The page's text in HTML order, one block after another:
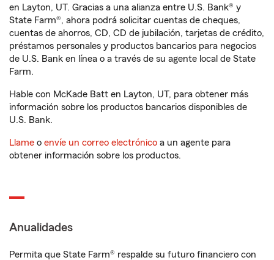
en Layton, UT. Gracias a una alianza entre U.S. Bank® y
State Farm®, ahora podrá solicitar cuentas de cheques,
cuentas de ahorros, CD, CD de jubilación, tarjetas de crédito,
préstamos personales y productos bancarios para negocios
de U.S. Bank en línea o a través de su agente local de State
Farm.
Hable con McKade Batt en Layton, UT, para obtener más
información sobre los productos bancarios disponibles de
U.S. Bank.
Llame o envíe un correo electrónico a un agente para
obtener información sobre los productos.
Anualidades
Permita que State Farm® respalde su futuro financiero con